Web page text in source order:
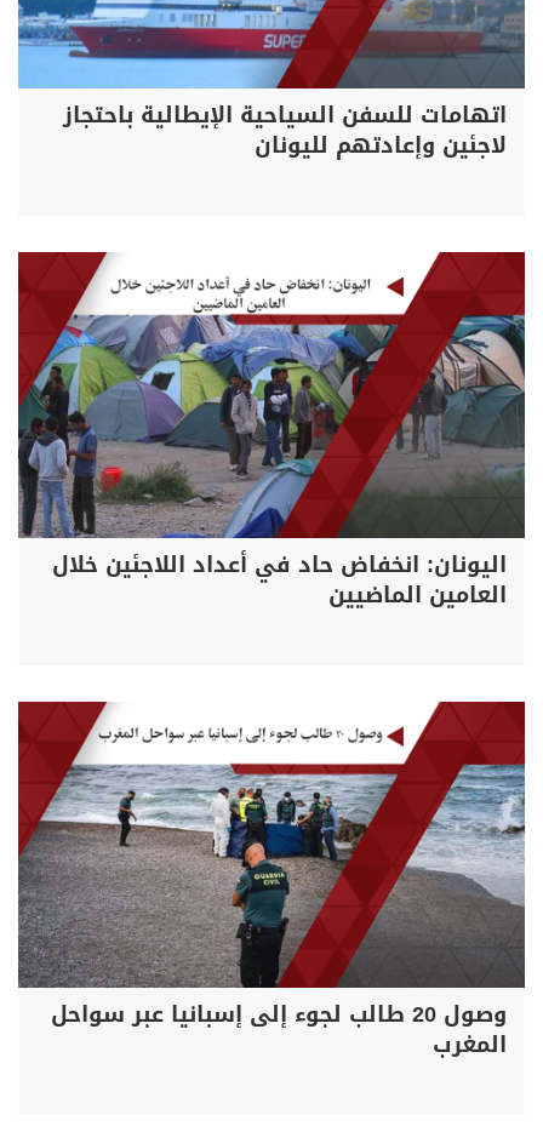
اتهامات للسفن السياحية الإيطالية باحتجاز
لاجئين وإعادتهم لليونان
اليونان: انخفاض حاد في أعداد اللاجئين خلال
العامين الماضيين
وصول 20 طالب لجوء إلى إسبانيا عبر سواحل
المغرب